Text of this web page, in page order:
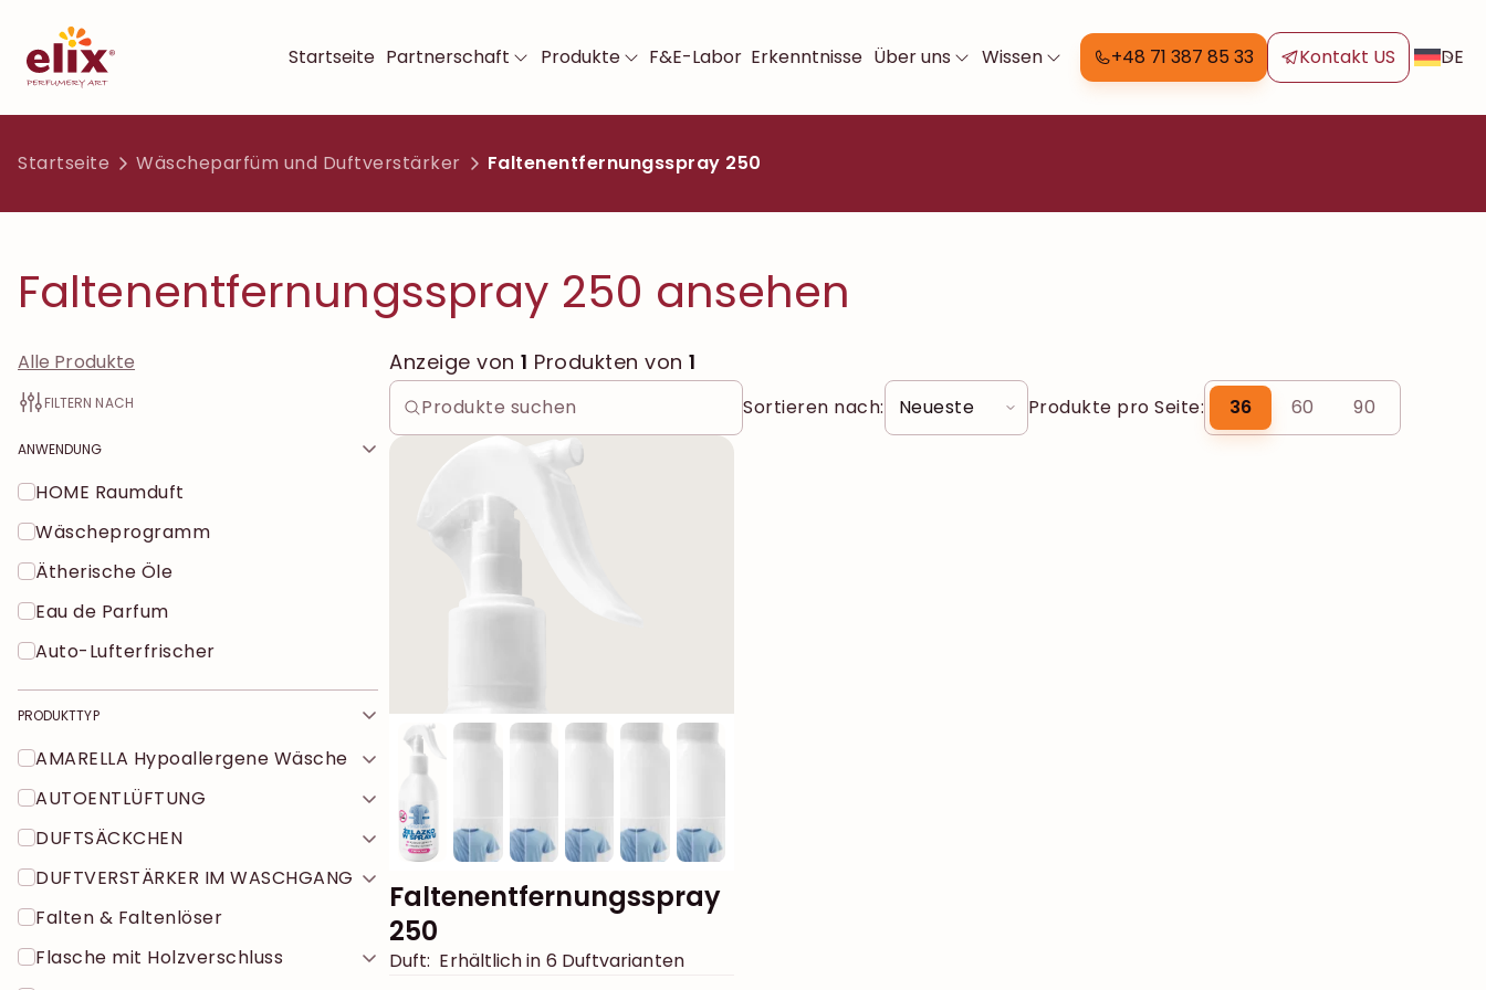
Startseite Partnerschaft Produkte F&E-Labor Erkenntnisse Über uns Wissen +48 71 387 85 33 Kontakt US DE
Startseite Wäscheparfüm und Duftverstärker Faltenentfernungsspray 250
Faltenentfernungsspray 250 ansehen
Alle Produkte
FILTERN NACH
ANWENDUNG
HOME Raumduft
Wäscheprogramm
Ätherische Öle
Eau de Parfum
Auto-Lufterfrischer
PRODUKTTYP
AMARELLA Hypoallergene Wäsche
AUTOENTLÜFTUNG
DUFTSÄCKCHEN
DUFTVERSTÄRKER IM WASCHGANG
Falten & Faltenlöser
Flasche mit Holzverschluss
Sortieren nach: Produkte pro Seite: 36 60 90
Anzeige von 1 Produkten von 1
Faltenentfernungsspray
250
Duft: Erhältlich in 6 Duftvarianten